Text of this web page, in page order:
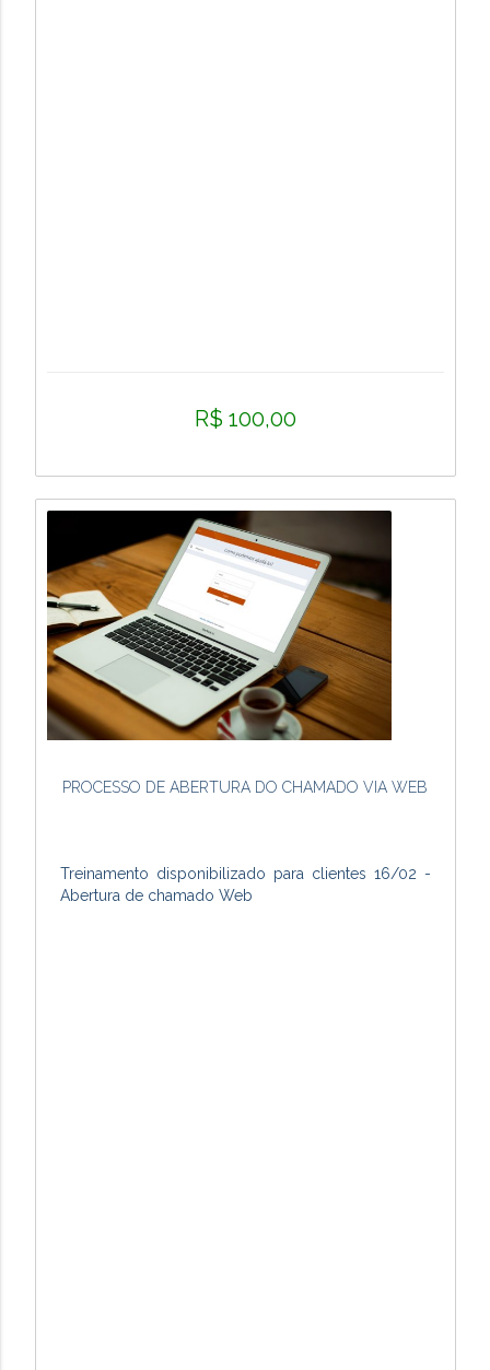
R$ 100,00
PROCESSO DE ABERTURA DO CHAMADO VIA WEB
Treinamento disponibilizado para clientes 16/02 -
Abertura de chamado Web